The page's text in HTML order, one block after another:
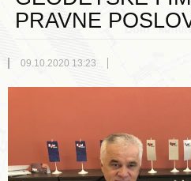
PRAVNE
09.10.2020 13:23